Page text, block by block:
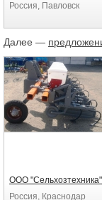
Россия, Павловск
Далее —
ООО "Сельхозтехника"
Россия, Краснодар